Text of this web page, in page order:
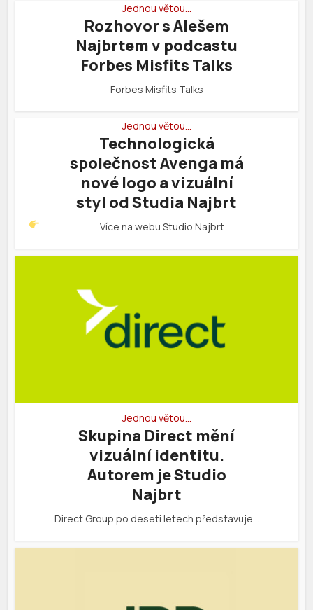
Jednou větou…
Rozhovor s Alešem
Najbrtem v podcastu
Forbes Misfits Talks
Forbes Misfits Talks
Jednou větou…
Technologická
společnost Avenga má
nové logo a vizuální
styl od Studia Najbrt
Více na webu Studio Najbrt
Jednou větou…
Skupina Direct mění
vizuální identitu.
Autorem je Studio
Najbrt
Direct Group po deseti letech představuje…